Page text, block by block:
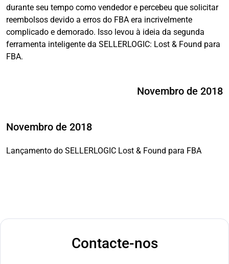
durante seu tempo como vendedor e percebeu que solicitar
reembolsos devido a erros do FBA era incrivelmente
complicado e demorado. Isso levou à ideia da segunda
ferramenta inteligente da SELLERLOGIC: Lost & Found para
FBA.
Novembro de 2018
Novembro de 2018
Lançamento do SELLERLOGIC Lost & Found para FBA
Contacte-nos